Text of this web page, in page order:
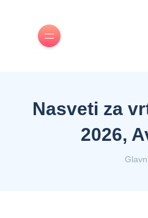
Nasveti za
2026,
Glavni